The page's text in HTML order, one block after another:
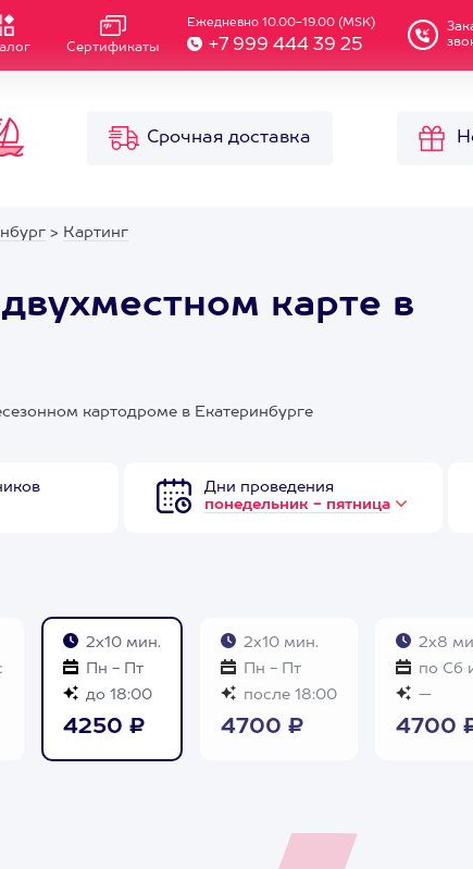
Сертификаты
Ежедневно 10.00-19.00 (MSK)
+7 999 444 39 25
Срочная доставка
> Картинг
карте в
картодроме в Екатеринбурге
Дни проведения
понедельник - пятница
2х10 мин.
Пн - Пт
до 18:00
4250 ₽
2х10 мин.
Пн - Пт
после 18:00
4700 ₽
2х8
по Сб
—
4700